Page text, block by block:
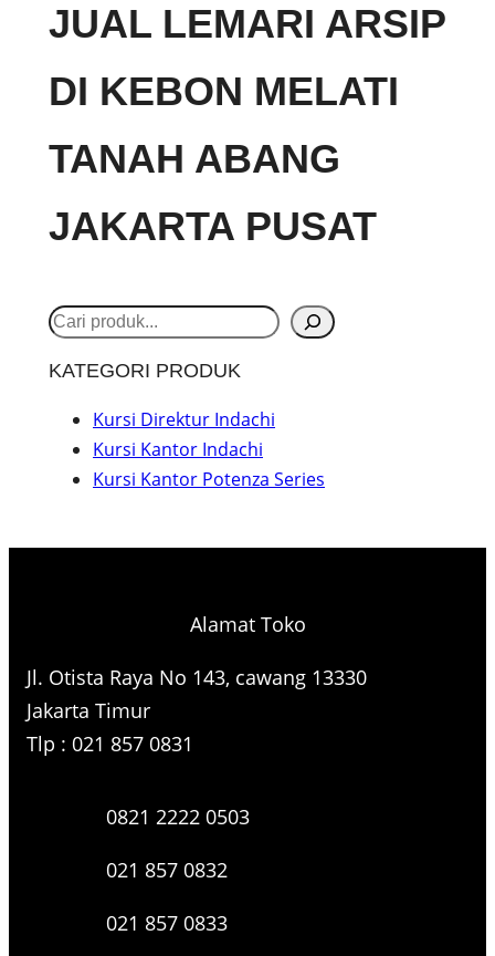
JUAL LEMARI ARSIP
DI KEBON MELATI
TANAH ABANG
JAKARTA PUSAT
S
KATEGORI PRODUK
Kursi Direktur Indachi
Kursi Kantor Indachi
Kursi Kantor Potenza Series
Alamat Toko
Jl. Otista Raya No 143, cawang 13330
Jakarta Timur
Tlp : 021 857 0831
0821 2222 0503
021 857 0832
021 857 0833